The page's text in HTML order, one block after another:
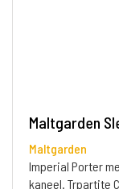
Maltgarden
Maltgarden
Imperial Porter
kaneel. Trpartite